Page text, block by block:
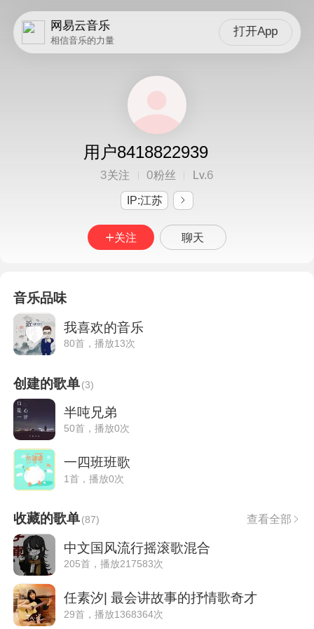
网易云音乐
相信音乐的力量
打开App
用户8418822939
3关注 0粉丝 Lv.6
IP:江苏
关注 聊天
音乐品味
我喜欢的音乐
80首，播放13次
创建的歌单(3)
半吨兄弟
50首，播放0次
一四班班歌
1首，播放0次
收藏的歌单(87) 查看全部
中文国风流行摇滚歌混合
205首，播放217583次
任素汐| 最会讲故事的抒情歌奇才
29首，播放1368364次